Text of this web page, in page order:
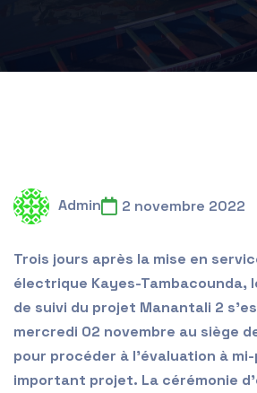
Admin 2 novembre 2022
Trois jours après la mise en
électrique Kayes-Tambacounda,
de suivi du projet Manantali 2
mercredi 02 novembre au siège
pour procéder à l’évaluation à
important projet. La cérémonie